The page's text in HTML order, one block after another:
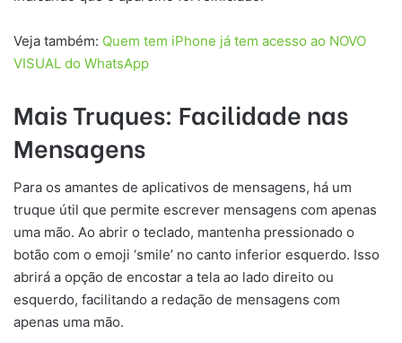
Veja também: Quem tem iPhone já tem acesso ao NOVO
VISUAL do WhatsApp
Mais Truques: Facilidade nas
Mensagens
Para os amantes de aplicativos de mensagens, há um
truque útil que permite escrever mensagens com apenas
uma mão. Ao abrir o teclado, mantenha pressionado o
botão com o emoji ‘smile’ no canto inferior esquerdo. Isso
abrirá a opção de encostar a tela ao lado direito ou
esquerdo, facilitando a redação de mensagens com
apenas uma mão.